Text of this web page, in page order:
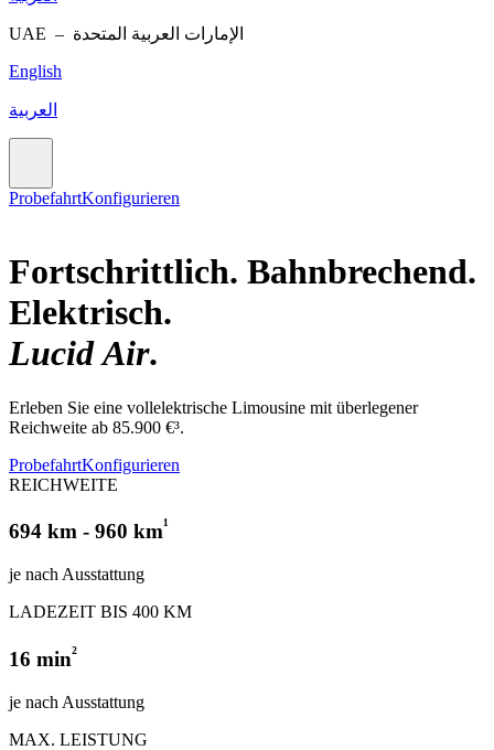
UAE – الإمارات العربية المتحدة
English
العربية
ProbefahrtKonfigurieren
Fortschrittlich. Bahnbrechend.
Elektrisch.
Lucid Air.
Erleben Sie eine vollelektrische Limousine mit überlegener
Reichweite ab 85.900 €³.
ProbefahrtKonfigurieren
REICHWEITE
694 km - 960 km¹
je nach Ausstattung
LADEZEIT BIS 400 KM
16 min²
je nach Ausstattung
MAX. LEISTUNG